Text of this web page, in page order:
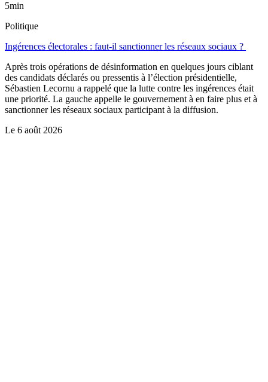
5min
Politique
Ingérences électorales : faut-il sanctionner les réseaux sociaux ?
Après trois opérations de désinformation en quelques jours ciblant
des candidats déclarés ou pressentis à l’élection présidentielle,
Sébastien Lecornu a rappelé que la lutte contre les ingérences était
une priorité. La gauche appelle le gouvernement à en faire plus et à
sanctionner les réseaux sociaux participant à la diffusion.
Le 6 août 2026